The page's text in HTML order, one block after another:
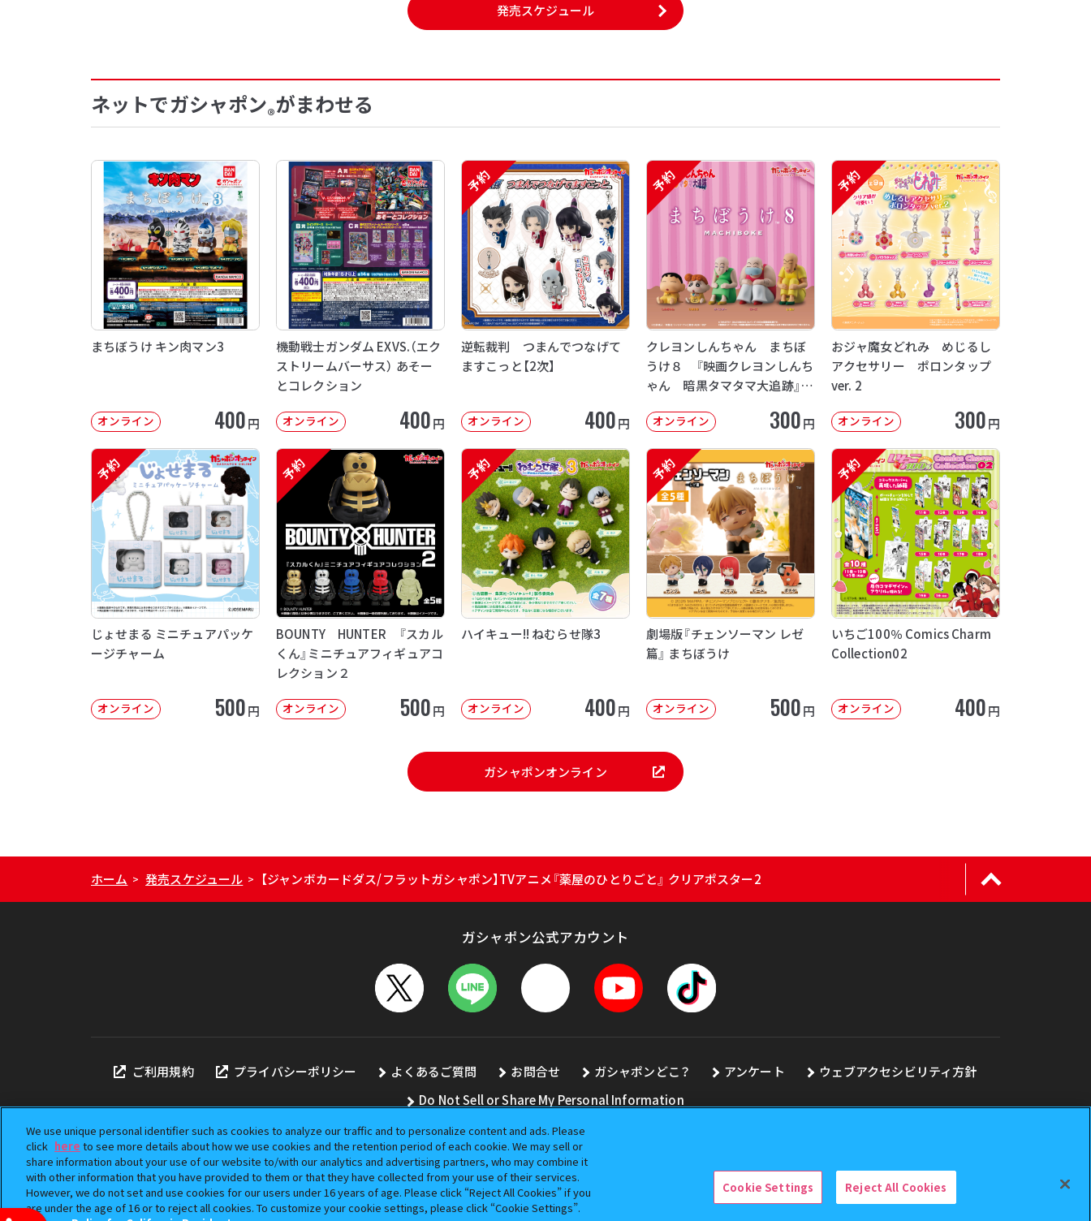
発売スケジュール
ネットでガシャポン®がまわせる
まちぼうけ キン肉マン3
オンライン 400円
機動戦士ガンダム EXVS.（エク
ストリームバーサス） あそー
とコレクション
オンライン 400円
予約
逆転裁判 つまんでつなげて
ますこっと【2次】
オンライン 400円
予約
クレヨンしんちゃん まちぼ
うけ８ 『映画クレヨンしんち
ゃん 暗黒タマタマ大追跡』
オンライン 300円
予約
おジャ魔女どれみ めじるし
アクセサリー ポロンタップ
ver. 2
オンライン 300円
予約
じょせまる ミニチュアパッケ
ージチャーム
オンライン 500円
予約
BOUNTY HUNTER 『スカル
くん』ミニチュアフィギュアコ
レクション２
オンライン 500円
予約
ハイキュー!! ねむらせ隊3
オンライン 400円
予約
劇場版『チェンソーマン レゼ
篇』 まちぼうけ
オンライン 500円
予約
いちご100％ Comics Charm
Collection02
オンライン 400円
ガシャポンオンライン
ホーム > 発売スケジュール > 【ジャンボカードダス/フラットガシャポン】TVアニメ『薬屋のひとりごと』 クリアポスター2
ガシャポン公式アカウント
ご利用規約 プライバシーポリシー よくあるご質問 お問合せ ガシャポンどこ？ アンケート
ウェブアクセシビリティ方針
Do Not Sell or Share My Personal Information
本サイトに掲載されている全ての画像、文章、データの無断転用、転載をお断りします。
「ガシャポン」は株式会社バンダイの登録商標です。
©BANDAI
We use unique personal identifier such as cookies to analyze our traffic and to personalize content and ads. Please
click here to see more details about how we use cookies and the retention period of each cookie. We may sell or
share information about your use of our website to/with our analytics and advertising partners, who may combine it
with other information that you have provided to them or that they have collected from your use of their services.
However, we do not set and use cookies for our users under 16 years of age. Please click “Reject All Cookies” if you
are under the age of 16 or to reject all cookies. To customize your cookie settings, please click “Cookie Settings”.
Cookie Settings Reject All Cookies